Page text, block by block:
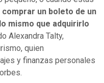
comprar un boleto de un
mismo que adquirirlo
Alexandra Talty,
quien
y finanzas personales